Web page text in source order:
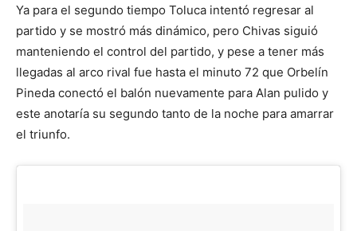
Ya para el segundo tiempo Toluca intentó regresar al
partido y se mostró más dinámico, pero Chivas siguió
manteniendo el control del partido, y pese a tener más
llegadas al arco rival fue hasta el minuto 72 que Orbelín
Pineda conectó el balón nuevamente para Alan pulido y
este anotaría su segundo tanto de la noche para amarrar
el triunfo.